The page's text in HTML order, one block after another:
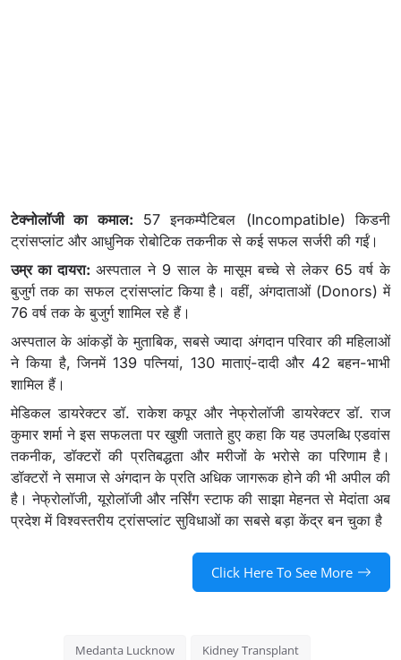
टेक्नोलॉजी का कमाल: 57 इनकम्पैटिबल (Incompatible) किडनी
ट्रांसप्लांट और आधुनिक रोबोटिक तकनीक से कई सफल सर्जरी की गईं।
उम्र का दायरा: अस्पताल ने 9 साल के मासूम बच्चे से लेकर 65 वर्ष के
बुजुर्ग तक का सफल ट्रांसप्लांट किया है। वहीं, अंगदाताओं (Donors) में
76 वर्ष तक के बुजुर्ग शामिल रहे हैं।
अस्पताल के आंकड़ों के मुताबिक, सबसे ज्यादा अंगदान परिवार की महिलाओं
ने किया है, जिनमें 139 पत्नियां, 130 माताएं-दादी और 42 बहन-भाभी
शामिल हैं।
मेडिकल डायरेक्टर डॉ. राकेश कपूर और नेफ्रोलॉजी डायरेक्टर डॉ. राज
कुमार शर्मा ने इस सफलता पर खुशी जताते हुए कहा कि यह उपलब्धि एडवांस
तकनीक, डॉक्टरों की प्रतिबद्धता और मरीजों के भरोसे का परिणाम है।
डॉक्टरों ने समाज से अंगदान के प्रति अधिक जागरूक होने की भी अपील की
है। नेफ्रोलॉजी, यूरोलॉजी और नर्सिंग स्टाफ की साझा मेहनत से मेदांता अब
प्रदेश में विश्वस्तरीय ट्रांसप्लांट सुविधाओं का सबसे बड़ा केंद्र बन चुका है
Click Here To See More
Medanta Lucknow Kidney Transplant